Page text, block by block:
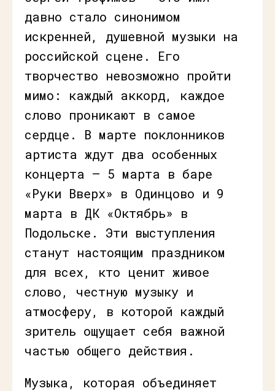
давно стало синонимом
искренней, душевной музыки на
российской сцене. Его
творчество невозможно пройти
мимо: каждый аккорд, каждое
слово проникают в самое
сердце. В марте поклонников
артиста ждут два особенных
концерта — 5 марта в баре
«Руки Вверх» в Одинцово и 9
марта в ДК «Октябрь» в
Подольске. Эти выступления
станут настоящим праздником
для всех, кто ценит живое
слово, честную музыку и
атмосферу, в которой каждый
зритель ощущает себя важной
частью общего действия.
Музыка, которая объединяет